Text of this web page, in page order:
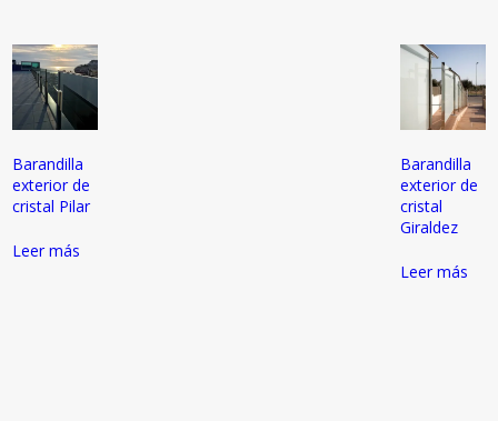
Barandilla
exterior de
cristal Pilar
Leer más
Barandilla
exterior de
cristal
Giraldez
Leer más